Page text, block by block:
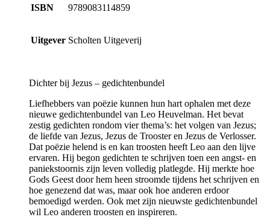
ISBN 9789083114859
Uitgever Scholten Uitgeverij
Dichter bij Jezus – gedichtenbundel
Liefhebbers van poëzie kunnen hun hart ophalen met deze
nieuwe gedichtenbundel van Leo Heuvelman. Het bevat
zestig gedichten rondom vier thema’s: het volgen van Jezus;
de liefde van Jezus, Jezus de Trooster en Jezus de Verlosser.
Dat poëzie helend is en kan troosten heeft Leo aan den lijve
ervaren. Hij begon gedichten te schrijven toen een angst- en
paniekstoornis zijn leven volledig platlegde. Hij merkte hoe
Gods Geest door hem heen stroomde tijdens het schrijven en
hoe genezend dat was, maar ook hoe anderen erdoor
bemoedigd werden. Ook met zijn nieuwste gedichtenbundel
wil Leo anderen troosten en inspireren.